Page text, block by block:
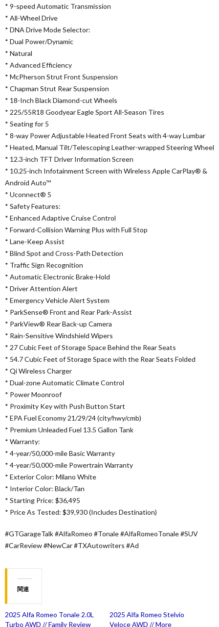
* 9-speed Automatic Transmission
* All-Wheel Drive
* DNA Drive Mode Selector:
* Dual Power/Dynamic
* Natural
* Advanced Efficiency
* McPherson Strut Front Suspension
* Chapman Strut Rear Suspension
* 18-Inch Black Diamond-cut Wheels
* 225/55R18 Goodyear Eagle Sport All-Season Tires
* Seating for 5
* 8-way Power Adjustable Heated Front Seats with 4-way Lumbar
* Heated, Manual Tilt/Telescoping Leather-wrapped Steering Wheel
* 12.3-inch TFT Driver Information Screen
* 10.25-inch Infotainment Screen with Wireless Apple CarPlay® &
Android Auto™
* Uconnect® 5
* Safety Features:
* Enhanced Adaptive Cruise Control
* Forward-Collision Warning Plus with Full Stop
* Lane-Keep Assist
* Blind Spot and Cross-Path Detection
* Traffic Sign Recognition
* Automatic Electronic Brake-Hold
* Driver Attention Alert
* Emergency Vehicle Alert System
* ParkSense® Front and Rear Park-Assist
* ParkView® Rear Back-up Camera
* Rain-Sensitive Windshield Wipers
* 27 Cubic Feet of Storage Space Behind the Rear Seats
* 54.7 Cubic Feet of Storage Space with the Rear Seats Folded
* Qi Wireless Charger
* Dual-zone Automatic Climate Control
* Power Moonroof
* Proximity Key with Push Button Start
* EPA Fuel Economy 21/29/24 (city/hwy/cmb)
* Premium Unleaded Fuel 13.5 Gallon Tank
* Warranty:
* 4-year/50,000-mile Basic Warranty
* 4-year/50,000-mile Powertrain Warranty
* Exterior Color: Milano White
* Interior Color: Black/Tan
* Starting Price: $36,495
* Price As Tested: $39,930 (Includes Destination)
#GTGarageTalk #AlfaRomeo #Tonale #AlfaRomeoTonale #SUV
#CarReview #NewCar #TXAutowriters #Ad
関連
2025 Alfa Romeo Tonale 2.0L
Turbo AWD // Family Review
2025 Alfa Romeo Stelvio
Veloce AWD // More